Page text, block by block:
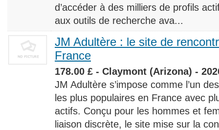
d’accéder à des milliers de profils
aux outils de recherche ava...
JM Adultère : le site de
France
178.00 £ - Claymont (Arizona) -
JM Adultère s’impose comme l’un
les plus populaires en France avec
actifs. Conçu pour les hommes et
liaison discrète, le site mise sur la